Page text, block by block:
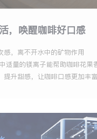
，唤醒咖啡好口感
感，离不开水中的矿物作用
适量的镁离子能帮助咖啡花果
提升甜感，让咖啡口感更加丰